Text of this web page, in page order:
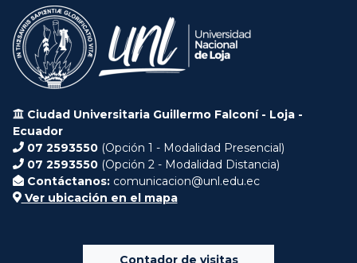
Ciudad Universitaria Guillermo Falconí - Loja -
Ecuador
07 2593550 (Opción 1 - Modalidad Presencial)
07 2593550 (Opción 2 - Modalidad Distancia)
Contáctanos: comunicacion@unl.edu.ec
Ver ubicación en el mapa
Contador de visitas